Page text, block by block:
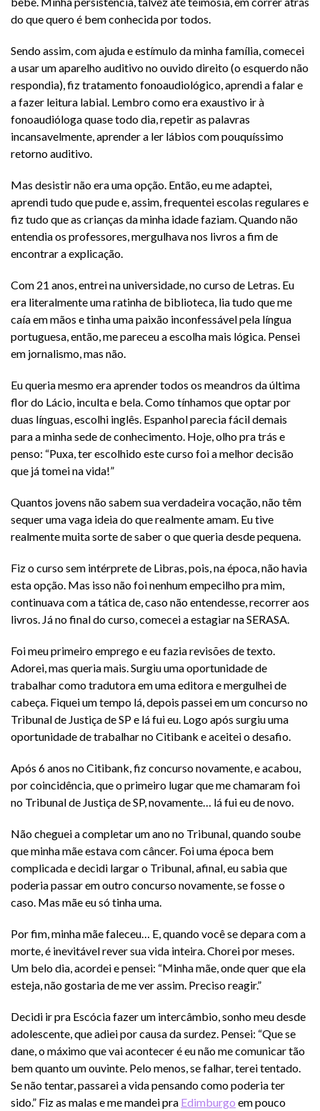
do que quero é bem conhecida por todos.
Sendo assim, com ajuda e estímulo da minha família, comecei
a usar um aparelho auditivo no ouvido direito (o esquerdo não
respondia), fiz tratamento fonoaudiológico, aprendi a falar e
a fazer leitura labial. Lembro como era exaustivo ir à
fonoaudióloga quase todo dia, repetir as palavras
incansavelmente, aprender a ler lábios com pouquíssimo
retorno auditivo.
Mas desistir não era uma opção. Então, eu me adaptei,
aprendi tudo que pude e, assim, frequentei escolas regulares e
fiz tudo que as crianças da minha idade faziam. Quando não
entendia os professores, mergulhava nos livros a fim de
encontrar a explicação.
Com 21 anos, entrei na universidade, no curso de Letras. Eu
era literalmente uma ratinha de biblioteca, lia tudo que me
caía em mãos e tinha uma paixão inconfessável pela língua
portuguesa, então, me pareceu a escolha mais lógica. Pensei
em jornalismo, mas não.
Eu queria mesmo era aprender todos os meandros da última
flor do Lácio, inculta e bela. Como tínhamos que optar por
duas línguas, escolhi inglês. Espanhol parecia fácil demais
para a minha sede de conhecimento. Hoje, olho pra trás e
penso: “Puxa, ter escolhido este curso foi a melhor decisão
que já tomei na vida!”
Quantos jovens não sabem sua verdadeira vocação, não têm
sequer uma vaga ideia do que realmente amam. Eu tive
realmente muita sorte de saber o que queria desde pequena.
Fiz o curso sem intérprete de Libras, pois, na época, não havia
esta opção. Mas isso não foi nenhum empecilho pra mim,
continuava com a tática de, caso não entendesse, recorrer aos
livros. Já no final do curso, comecei a estagiar na SERASA.
Foi meu primeiro emprego e eu fazia revisões de texto.
Adorei, mas queria mais. Surgiu uma oportunidade de
trabalhar como tradutora em uma editora e mergulhei de
cabeça. Fiquei um tempo lá, depois passei em um concurso no
Tribunal de Justiça de SP e lá fui eu. Logo após surgiu uma
oportunidade de trabalhar no Citibank e aceitei o desafio.
Após 6 anos no Citibank, fiz concurso novamente, e acabou,
por coincidência, que o primeiro lugar que me chamaram foi
no Tribunal de Justiça de SP, novamente… lá fui eu de novo.
Não cheguei a completar um ano no Tribunal, quando soube
que minha mãe estava com câncer. Foi uma época bem
complicada e decidi largar o Tribunal, afinal, eu sabia que
poderia passar em outro concurso novamente, se fosse o
caso. Mas mãe eu só tinha uma.
Por fim, minha mãe faleceu… E, quando você se depara com a
morte, é inevitável rever sua vida inteira. Chorei por meses.
Um belo dia, acordei e pensei: “Minha mãe, onde quer que ela
esteja, não gostaria de me ver assim. Preciso reagir.”
Decidi ir pra Escócia fazer um intercâmbio, sonho meu desde
adolescente, que adiei por causa da surdez. Pensei: “Que se
dane, o máximo que vai acontecer é eu não me comunicar tão
bem quanto um ouvinte. Pelo menos, se falhar, terei tentado.
Se não tentar, passarei a vida pensando como poderia ter
sido.” Fiz as malas e me mandei pra Edimburgo em pouco